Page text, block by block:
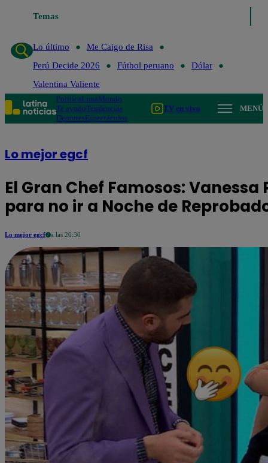
Temas
Lo último
Me Caigo de Risa
Perú Decide 2026
Fútbol peruano
Dólar
Valentina Valiente
PolíticaLimaMundo
Te ayudoTendencias
DeportesEspectáculos
TV en vivo MENÚ
Lo mejor egcf
El Gran Chef Famosos: Vanessa
para no ir a Noche de
Lo mejor egcf a las 20:30